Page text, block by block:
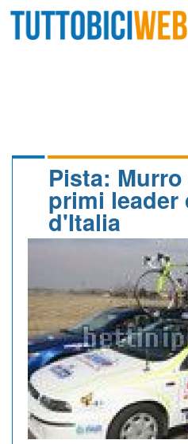
CALENDARIO
OSCAR
NEWSLETTER
Pista:
primi leader
d'Italia